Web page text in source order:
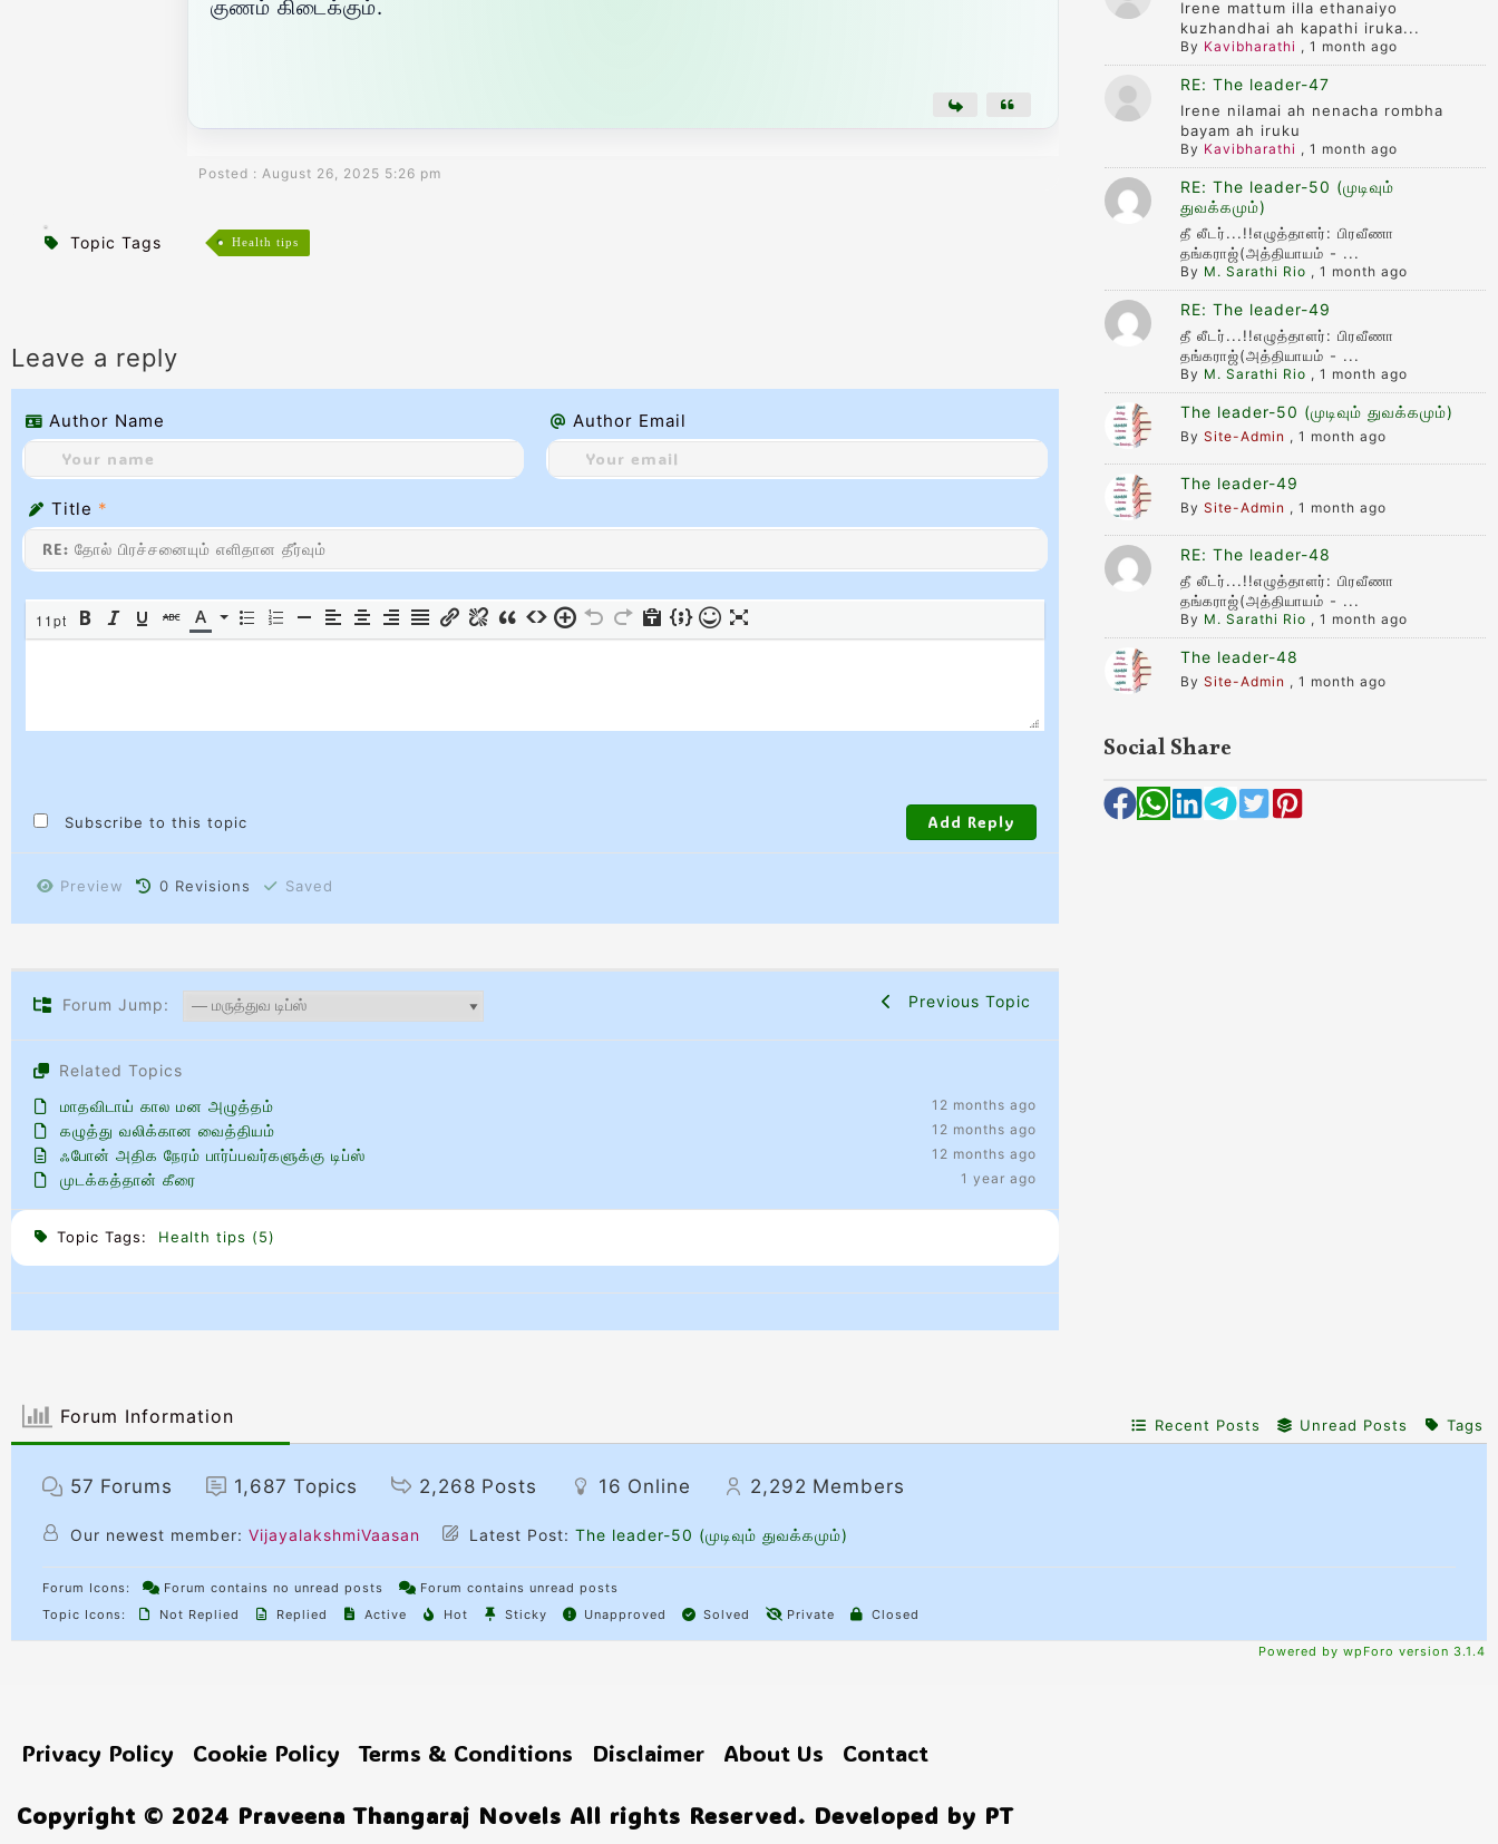
குணம் கிடைக்கும்.
Posted : August 26, 2025 5:26 pm
Topic Tags Health tips
Leave a reply
Author Name Author Email
Title *
11pt
Subscribe to this topic
Preview 0 Revisions Saved
Forum Jump: Previous Topic
Related Topics
மாதவிடாய் கால மன அழுத்தம்
12 months ago
கழுத்து வலிக்கான வைத்தியம் 12 months ago
ஃபோன் அதிக நேரம் பார்ப்பவர்களுக்கு டிப்ஸ் 12 months ago
முடக்கத்தான் கீரை 1 year ago
Topic Tags: Health tips (5)
Irene mattum illa ethanaiyo
kuzhandhai ah kapathi iruka...
By Kavibharathi ,1 month ago
RE: The leader-47
Irene nilamai ah nenacha rombha
bayam ah iruku
By Kavibharathi ,1 month ago
RE: The leader-50 (முடிவும்
துவக்கமும்)
தீ லீடர்...!!எழுத்தாளர்: பிரவீணா
தங்கராஜ்(அத்தியாயம் - ...
By M. Sarathi Rio ,1 month ago
RE: The leader-49
தீ லீடர்...!!எழுத்தாளர்: பிரவீணா
தங்கராஜ்(அத்தியாயம் - ...
By M. Sarathi Rio ,1 month ago
The leader-50 (முடிவும் துவக்கமும்)
BySite-Admin ,1 month ago
The leader-49
BySite-Admin ,1 month ago
RE: The leader-48
தீ லீடர்...!!எழுத்தாளர்: பிரவீணா
தங்கராஜ்(அத்தியாயம் - ...
By M. Sarathi Rio ,1 month ago
The leader-48
BySite-Admin ,1 month ago
Social Share
Forum Information Recent Posts Unread Posts Tags
57 Forums 1,687 Topics 2,268 Posts 16 Online 2,292 Members
Our newest member: VijayalakshmiVaasan Latest Post: The leader-50 (முடிவும் துவக்கமும்)
Forum Icons: Forum contains no unread posts
Forum contains unread posts
Topic Icons:
Not Replied Replied Active Hot Sticky Unapproved Solved Private Closed
Powered by wpForo version 3.1.4
Privacy Policy Cookie Policy Terms & Conditions Disclaimer About Us Contact
Copyright © 2024 Praveena Thangaraj Novels All rights Reserved. Developed by PT